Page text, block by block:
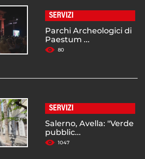
SERVIZI
Parchi Archeologici di
Paestum ...
80
SERVIZI
Salerno, Avella: "Verde
pubblic...
1047